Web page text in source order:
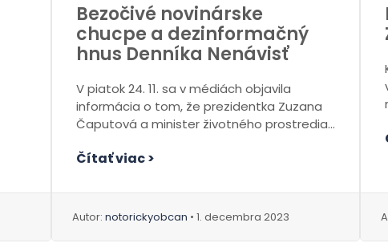
Bezočivé novinárske
chucpe a dezinformačný
hnus Denníka Nenávisť
V piatok 24. 11. sa v médiách objavila
informácia o tom, že prezidentka Zuzana
Čaputová a minister životného prostredia...
Čítať viac >
Autor: notorickyobcan • 1. decembra 2023